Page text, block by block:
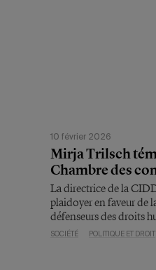
10 février 2026
Mirja Trilsch
Chambre des
La directrice de la
plaidoyer en faveur de
défenseurs des droits
SOCIÉTÉ POLITIQUE ET DROIT